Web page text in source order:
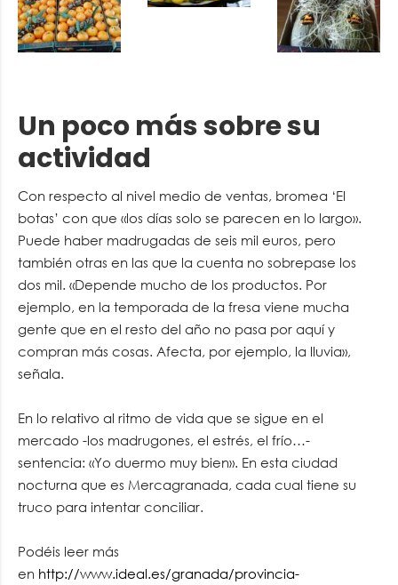
Un poco más sobre su
actividad
Con respecto al nivel medio de ventas, bromea ‘El
botas’ con que «los días solo se parecen en lo largo».
Puede haber madrugadas de seis mil euros, pero
también otras en las que la cuenta no sobrepase los
dos mil. «Depende mucho de los productos. Por
ejemplo, en la temporada de la fresa viene mucha
gente que en el resto del año no pasa por aquí y
compran más cosas. Afecta, por ejemplo, la lluvia»,
señala.
En lo relativo al ritmo de vida que se sigue en el
mercado -los madrugones, el estrés, el frío…-
sentencia: «Yo duermo muy bien». En esta ciudad
nocturna que es Mercagranada, cada cual tiene su
truco para intentar conciliar.
Podéis leer más
en http://www.ideal.es/granada/provincia-